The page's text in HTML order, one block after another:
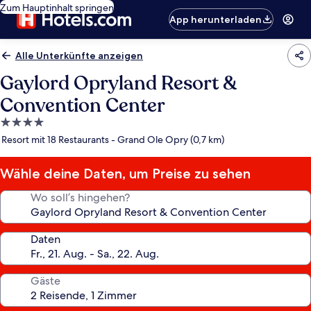
Zum Hauptinhalt springen
App herunterladen
Alle Unterkünfte anzeigen
Gaylord Opryland Resort &
Convention Center
4.0-
Sterne-
Resort mit 18 Restaurants - Grand Ole Opry (0,7 km)
Wähle deine Daten, um Preise zu sehen
Wo soll’s hingehen?
Daten
Gäste